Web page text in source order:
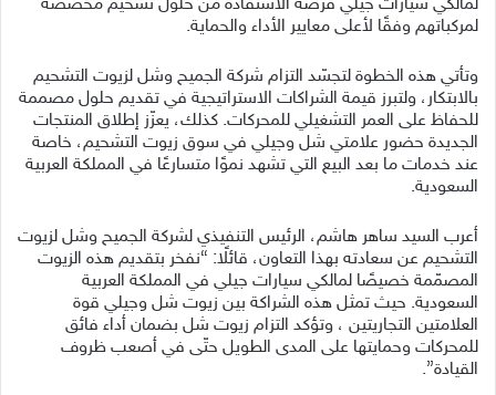
لمالكي سيارات جيلي فرصة الاستفادة من حلول تشحيم مخصّصة
لمركباتهم وفقًا لأعلى معايير الأداء والحماية.
وتأتي هذه الخطوة لتجسّد التزام شركة الجميح وشل لزيوت التشحيم
بالابتكار، ولتبرز قيمة الشراكات الاستراتيجية في تقديم حلول مصممة
للحفاظ على العمر التشغيلي للمحركات. كذلك، يعزّز إطلاق المنتجات
الجديدة حضور علامتي شل وجيلي في سوق زيوت التشحيم، خاصة
عند خدمات ما بعد البيع التي تشهد نموًا متسارعًا في المملكة العربية
السعودية.
أعرب السيد ساهر هاشم، الرئيس التنفيذي لشركة الجميح وشل لزيوت
التشحيم عن سعادته بهذا التعاون، قائلًا: “نفخر بتقديم هذه الزيوت
المصمّمة خصيصًا لمالكي سيارات جيلي في المملكة العربية
السعودية. حيث تمثل هذه الشراكة بين زيوت شل وجيلي قوة
العلامتين التجاريتين ، وتؤكد التزام زيوت شل بضمان أداء فائق
للمحركات وحمايتها على المدى الطويل حتّى في أصعب ظروف
القيادة”.